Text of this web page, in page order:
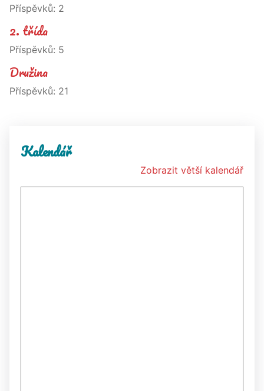
Příspěvků: 2
2. třída
Příspěvků: 5
Družina
Příspěvků: 21
Kalendář
Zobrazit větší kalendář